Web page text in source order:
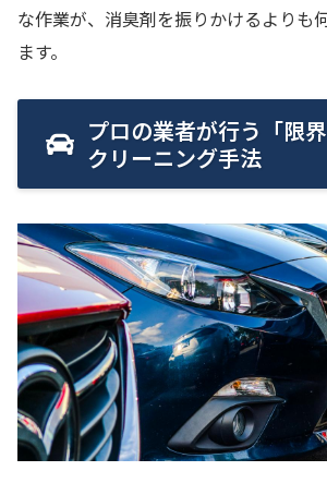
な作業が、消臭剤を振りかけるよりも
ます。
プロの業者が行う「限界
クリーニング手法